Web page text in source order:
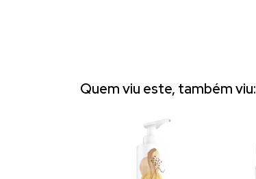
Quem viu este, também viu: